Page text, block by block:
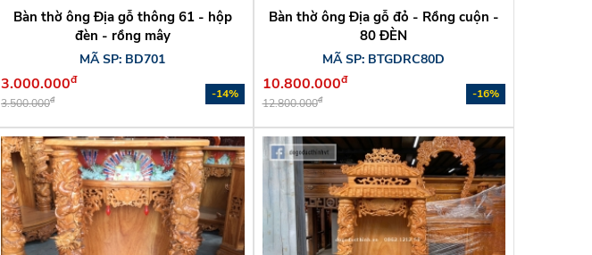
Bàn thờ ông Địa gỗ thông 61 - hộp
đèn - rồng mây
MÃ SP: BD701
3.000.000đ
3.500.000đ -14%
Bàn thờ ông Địa gỗ đỏ - Rồng cuộn -
80 ĐÈN
MÃ SP: BTGDRC80D
10.800.000đ
12.800.000đ -16%